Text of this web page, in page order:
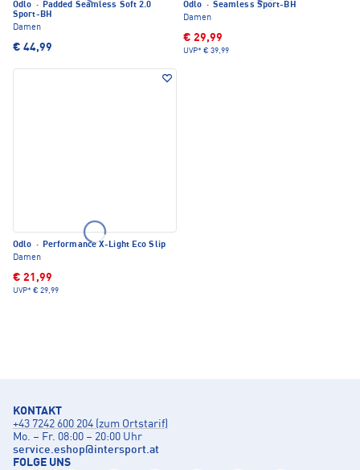
Odlo · Padded Seamless Soft 2.0
Sport-BH
Damen
€ 44,99
Odlo · Seamless Sport-BH
Damen
€ 29,99
UVP* € 39,99
Odlo · Performance X-Light Eco Slip
Damen
€ 21,99
UVP* € 29,99
KONTAKT
+43 7242 600 204 (zum Ortstarif)
Mo. – Fr. 08:00 – 20:00 Uhr
service.eshop@intersport.at
FOLGE UNS